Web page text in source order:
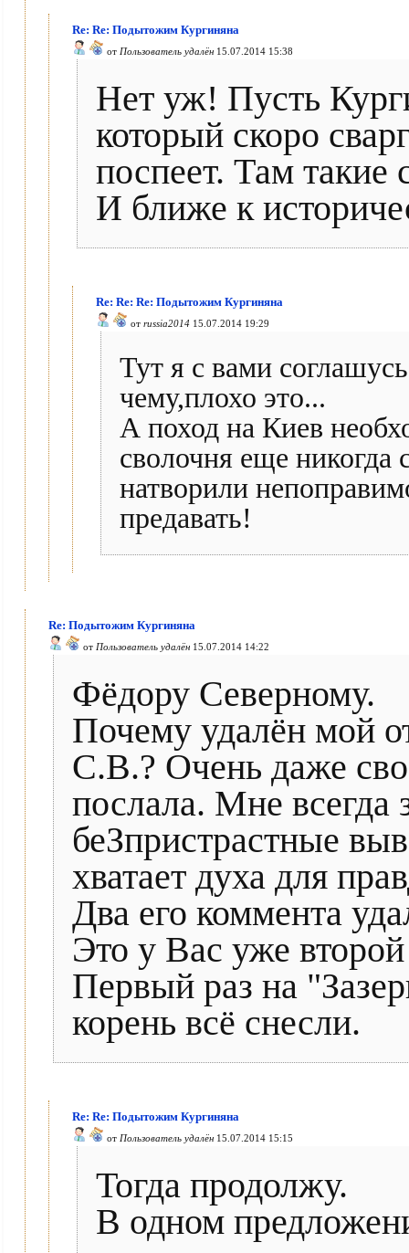
Re: Re: Подытожим Кургиняна
от Пользователь удалён 15.07.2014 15:38
Нет уж! Пусть
который скоро
поспеет. Там такие
И ближе к
Re: Re: Re: Подытожим Кургиняна
от russia2014 15.07.2014 19:29
Тут я с вами
чему,плохо это...
А поход на Киев
сволочня еще никогда
натворили
предавать!
Re: Подытожим Кургиняна
от Пользователь удалён 15.07.2014 14:22
Фёдору Северному.
Почему удалён мой
С.В.? Очень даже
послала. Мне всегда
беЗпристрастные
хватает духа для
Два его коммента
Это у Вас уже
Первый раз на
корень всё снесли.
Re: Re: Подытожим Кургиняна
от Пользователь удалён 15.07.2014 15:15
Тогда продолжу.
В одном